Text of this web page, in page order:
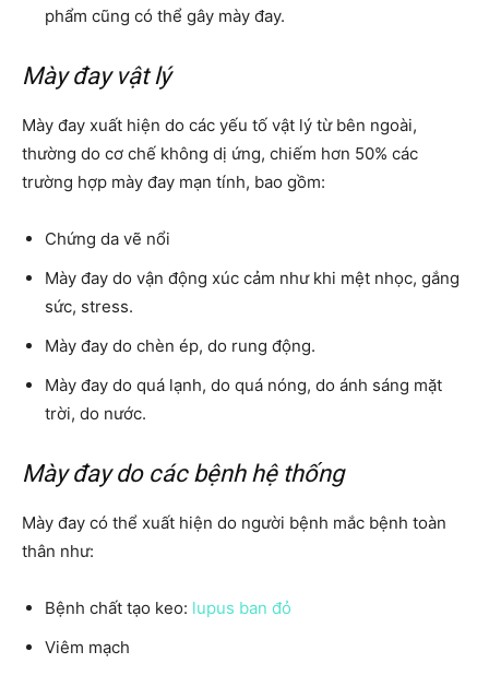
phẩm cũng có thể gây mày đay.
Mày đay vật lý
Mày đay xuất hiện do các yếu tố vật lý từ bên ngoài,
thường do cơ chế không dị ứng, chiếm hơn 50% các
trường hợp mày đay mạn tính, bao gồm:
Chứng da vẽ nổi
Mày đay do vận động xúc cảm như khi mệt nhọc, gắng
sức, stress.
Mày đay do chèn ép, do rung động.
Mày đay do quá lạnh, do quá nóng, do ánh sáng mặt
trời, do nước.
Mày đay do các bệnh hệ thống
Mày đay có thể xuất hiện do người bệnh mắc bệnh toàn
thân như:
Bệnh chất tạo keo: lupus ban đỏ
Viêm mạch